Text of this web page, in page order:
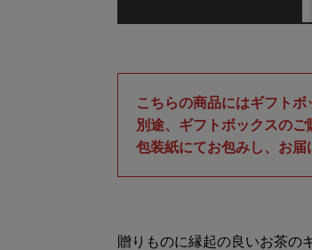
こちらの商品にはギフトボ
別途、ギフトボックスのご
包装紙にてお包みし、お届
贈りものに縁起の良いお茶の